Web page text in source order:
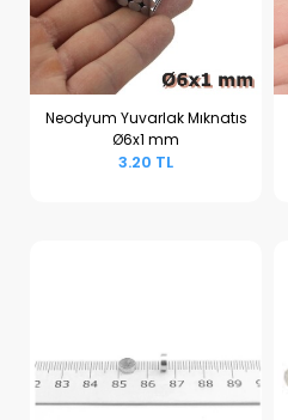
Sepete Ekle
Neodyum Yuvarlak Mıknatıs
Ø6x1 mm
3.20 TL